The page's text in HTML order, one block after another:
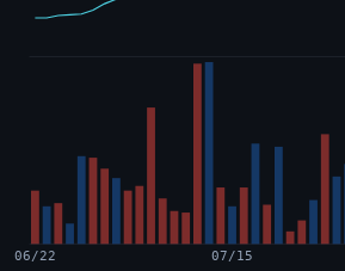
06/22 07/15